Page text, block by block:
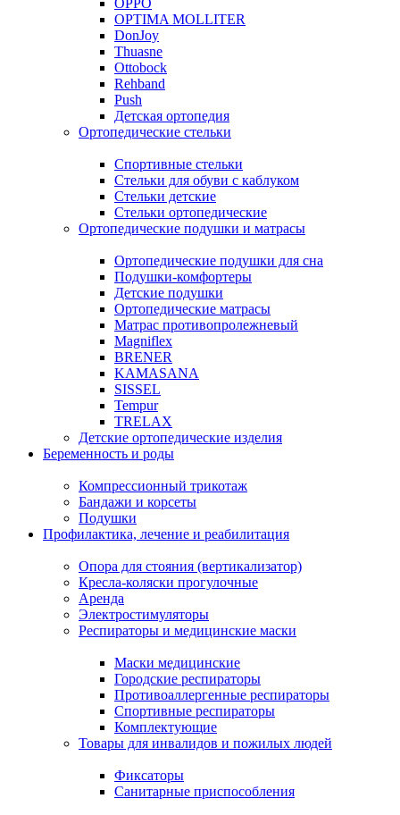
OPPO
OPTIMA MOLLITER
DonJoy
Thuasne
Ottobock
Rehband
Push
Детская ортопедия
Ортопедические стельки
Спортивные стельки
Стельки для обуви с каблуком
Стельки детские
Стельки ортопедические
Ортопедические подушки и матрасы
Ортопедические подушки для сна
Подушки-комфортеры
Детские подушки
Ортопедические матрасы
Матрас противопролежневый
Magniflex
BRENER
KAMASANA
SISSEL
Tempur
TRELAX
Детские ортопедические изделия
Беременность и роды
Компрессионный трикотаж
Бандажи и корсеты
Подушки
Профилактика, лечение и реабилитация
Опора для стояния (вертикализатор)
Кресла-коляски прогулочные
Аренда
Электростимуляторы
Респираторы и медицинские маски
Маски медицинские
Городские респираторы
Противоаллергенные респираторы
Спортивные респираторы
Комплектующие
Товары для инвалидов и пожилых людей
Фиксаторы
Санитарные приспособления